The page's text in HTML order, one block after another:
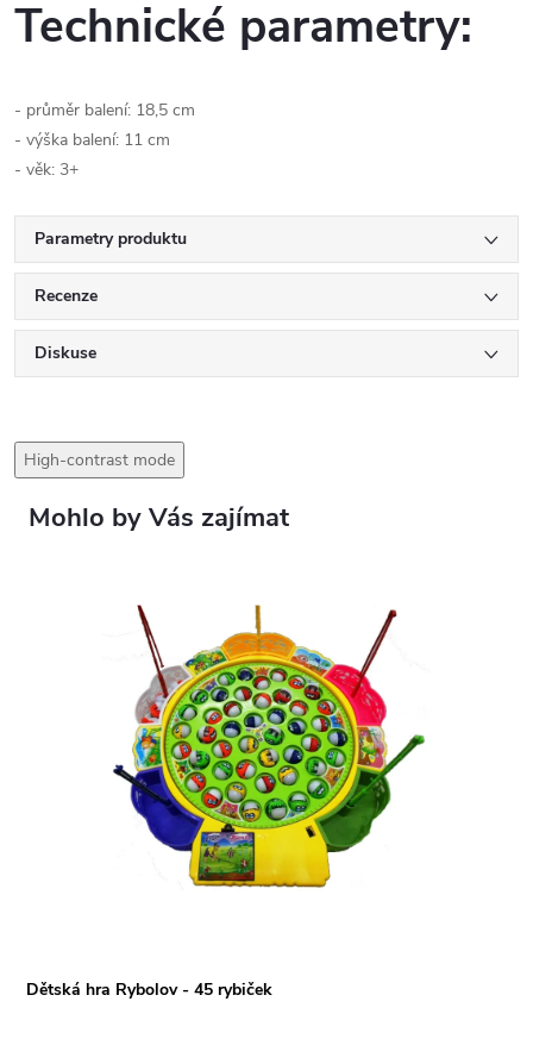
Technické parametry:
- průměr balení: 18,5 cm
- výška balení: 11 cm
- věk: 3+
Parametry produktu
Recenze
Diskuse
High-contrast mode
Dětská hra Rybolov - 45 rybiček